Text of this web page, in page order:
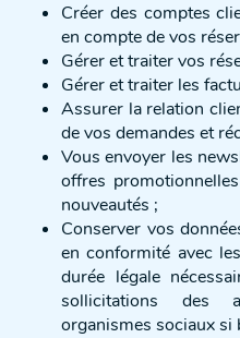
Créer des comptes
en compte de vos
Gérer et traiter vos
Gérer et traiter les
Assurer la relation
de vos demandes et
Vous envoyer les
offres
nouveautés ;
Conserver vos
en conformité avec
durée légale
sollicitations des
organismes sociaux si